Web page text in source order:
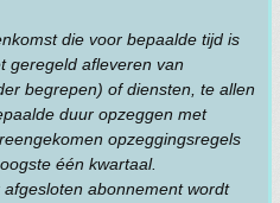
die voor bepaalde tijd is
geregeld afleveren van
begrepen) of diensten, te allen
duur opzeggen met
opzeggingsregels
één kwartaal.
abonnement wordt